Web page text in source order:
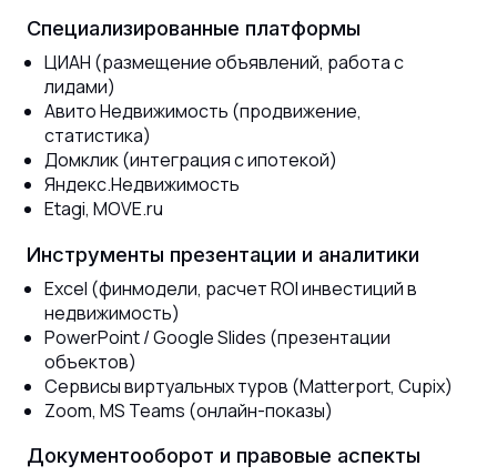
Специализированные платформы
ЦИАН (размещение объявлений, работа с
лидами)
Авито Недвижимость (продвижение,
статистика)
Домклик (интеграция с ипотекой)
Яндекс.Недвижимость
Etagi, MOVE.ru
Инструменты презентации и аналитики
Excel (финмодели, расчет ROI инвестиций в
недвижимость)
PowerPoint / Google Slides (презентации
объектов)
Сервисы виртуальных туров (Matterport, Cupix)
Zoom, MS Teams (онлайн-показы)
Документооборот и правовые аспекты